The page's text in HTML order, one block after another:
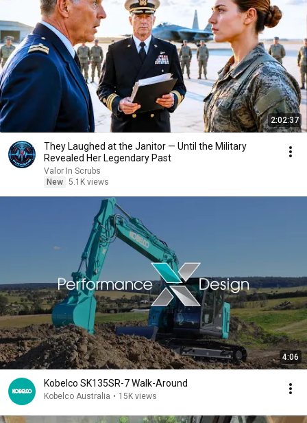
2:02:37
They Laughed at the Janitor — Until the Military
Revealed Her Legendary Past
Valor In Scrubs
New 5.1K views
4:06
Kobelco SK135SR-7 Walk-Around
Kobelco Australia • 15K views